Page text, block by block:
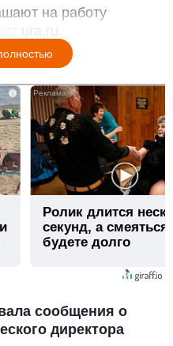
на работу
i
Ролик длится
секунд, а
будете долго
сообщения о
директора